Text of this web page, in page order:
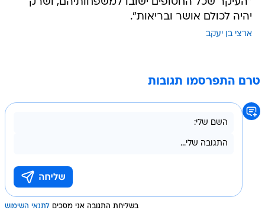
יהיה לכולם אושר ובריאות".
ארצי בן יעקב
טרם התפרסמו תגובות
בשליחת התגובה אני מסכים לתנאי השימוש